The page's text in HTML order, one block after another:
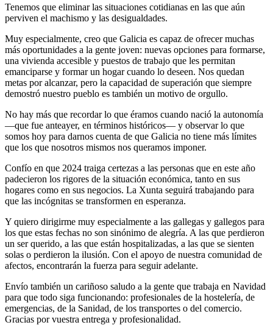
Tenemos que eliminar las situaciones cotidianas en las que aún
perviven el machismo y las desigualdades.
Muy especialmente, creo que Galicia es capaz de ofrecer muchas
más oportunidades a la gente joven: nuevas opciones para formarse,
una vivienda accesible y puestos de trabajo que les permitan
emanciparse y formar un hogar cuando lo deseen. Nos quedan
metas por alcanzar, pero la capacidad de superación que siempre
demostró nuestro pueblo es también un motivo de orgullo.
No hay más que recordar lo que éramos cuando nació la autonomía
—que fue anteayer, en términos históricos— y observar lo que
somos hoy para darnos cuenta de que Galicia no tiene más límites
que los que nosotros mismos nos queramos imponer.
Confío en que 2024 traiga certezas a las personas que en este año
padecieron los rigores de la situación económica, tanto en sus
hogares como en sus negocios. La Xunta seguirá trabajando para
que las incógnitas se transformen en esperanza.
Y quiero dirigirme muy especialmente a las gallegas y gallegos para
los que estas fechas no son sinónimo de alegría. A las que perdieron
un ser querido, a las que están hospitalizadas, a las que se sienten
solas o perdieron la ilusión. Con el apoyo de nuestra comunidad de
afectos, encontrarán la fuerza para seguir adelante.
Envío también un cariñoso saludo a la gente que trabaja en Navidad
para que todo siga funcionando: profesionales de la hostelería, de
emergencias, de la Sanidad, de los transportes o del comercio.
Gracias por vuestra entrega y profesionalidad.